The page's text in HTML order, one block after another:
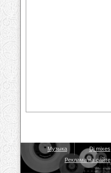
Музыка Dj mixes
Реклама на сайте